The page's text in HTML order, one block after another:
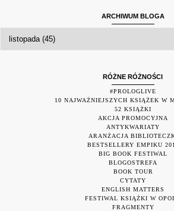
ARCHIWUM BLOGA
RÓŻNE RÓŻNOŚCI
#PROLOGLIVE
10 NAJWAŻNIEJSZYCH KSIĄŻEK W
52 KSIĄŻKI
AKCJA PROMOCYJNA
ANTYKWARIATY
ARANŻACJA
BESTSELLERY EMPIKU
BIG BOOK FESTIWAL
BLOGOSTREFA
BOOK TOUR
CYTATY
ENGLISH MATTERS
FESTIWAL KSIĄŻKI W
FRAGMENTY